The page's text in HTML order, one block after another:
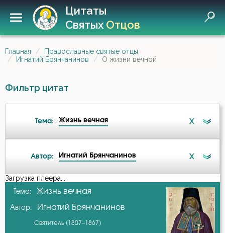
Цитаты
СвятыхОтцов
Главная
Православные святые отцы
Игнатий Брянчанинов
О жизни вечной
Фильтр цитат
Тема: Жизнь вечная X
Ад
Антихрист
Автор: Игнатий Брянчанинов X
А-я
Амвросий Оптинский (Гренков)
Загрузка плеера...
Тема: Жизнь вечная
Автор: Игнатий Брянчанинов
Святитель (1807–1867)